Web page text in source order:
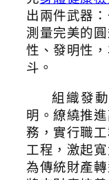
出兩件武器
測量完美的
性、發明性
斗。
組織發
明。繚繞推
務，實行職
工程，激起
為傳統財產